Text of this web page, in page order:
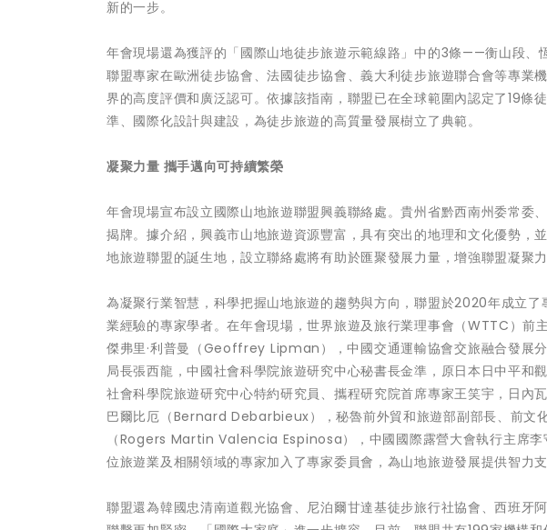
新的一步。
年會現場還為獲評的「國際山地徒步旅遊示範線路」中的3條——衡山段、
聯盟專家在歐洲徒步協會、法國徒步協會、義大利徒步旅遊聯合會等專業
界的高度評價和廣泛認可。依據該指南，聯盟已在全球範圍內認定了19條
準、國際化設計與建設，為徒步旅遊的高質量發展樹立了典範。
凝聚力量 攜手邁向可持續繁榮
年會現場宣布設立國際山地旅遊聯盟興義聯絡處。貴州省黔西南州委常委
揭牌。據介紹，興義市山地旅遊資源豐富，具有突出的地理和文化優勢，
地旅遊聯盟的誕生地，設立聯絡處將有助於匯聚發展力量，增強聯盟凝聚力
為凝聚行業智慧，科學把握山地旅遊的趨勢與方向，聯盟於2020年成立
業經驗的專家學者。在年會現場，世界旅遊及旅行業理事會（WTTC）前
傑弗里·利普曼（Geoffrey Lipman），中國交通運輸協會交旅融合發展
局長張西龍，中國社會科學院旅遊研究中心秘書長金準，原日本日中平
社會科學院旅遊研究中心特約研究員、攜程研究院首席專家王笑宇，日內
巴爾比厄（Bernard Debarbieux），秘魯前外貿和旅遊部副部長、前文化
（Rogers Martin Valencia Espinosa），中國國際露營大會執行主席李
位旅遊業及相關領域的專家加入了專家委員會，為山地旅遊發展提供智力支
聯盟還為韓國忠清南道觀光協會、尼泊爾甘達基徒步旅行社協會、西班牙